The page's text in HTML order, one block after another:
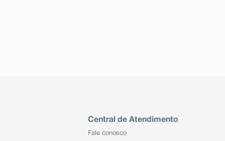
Central de Atendimento
Fale conosco